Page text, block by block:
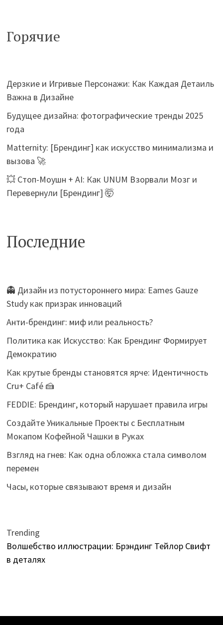
Горячие
Дерзкие и Игривые Персонажи: Как Каждая Детаиль
Важна в Дизайне
Будущее дизайна: фотографические тренды 2025
года
Matternity: [Брендинг] как искусство минимализма и
вызова 🚀
💥 Стоп-Моушн + AI: Как UNUM Взорвали Мозг и
Перевернули [Брендинг] 🤯
Последние
👻 Дизайн из потустороннего мира: Eames Gauze
Study как призрак инноваций
Анти-брендинг: миф или реальность?
Политика как Искусство: Как Брендинг Формирует
Демократию
Как крутые бренды становятся ярче: Идентичность
Cru+ Café 🍰
FEDDIE: Брендинг, который нарушает правила игры
Создайте Уникальные Проекты с Бесплатным
Мокапом Кофейной Чашки в Руках
Взгляд на гнев: Как одна обложка стала символом
перемен
Часы, которые связывают время и дизайн
Trending
Волшебство иллюстрации: Брэндинг Тейлор Свифт
в деталях